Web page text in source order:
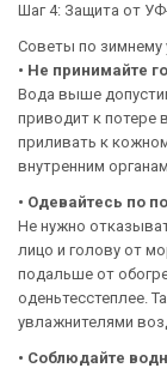
Шаг 4: Защита от
Советы по зимнему
• Не принимайте
Вода выше
приводит к потере
приливать к
внутренним
• Одевайтесь по
Не нужно
лицо и голову от
подальше от
оденьтесстеплее.
увлажнителями
• Соблюдайте